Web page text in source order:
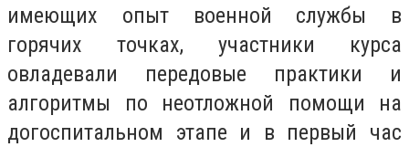
имеющих опыт военной службы в
горячих точках, участники курса
овладевали передовые практики и
алгоритмы по неотложной помощи на
догоспитальном этапе и в первый час